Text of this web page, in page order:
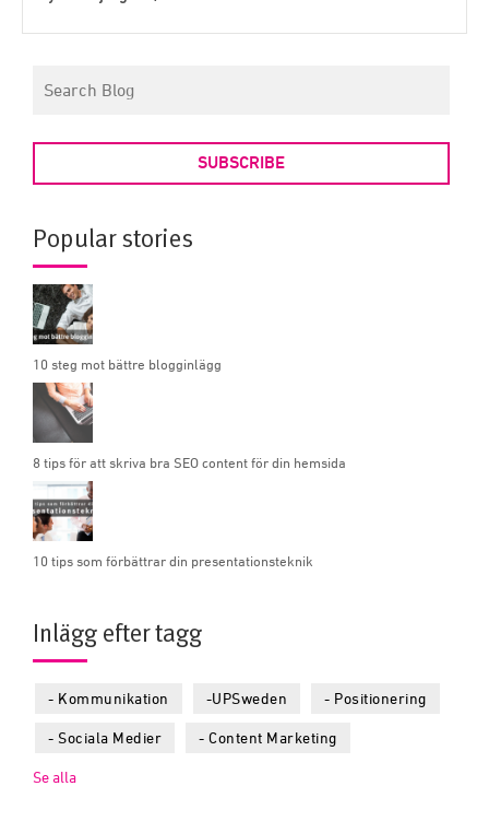
SUBSCRIBE
Popular stories
10 steg mot bättre blogginlägg
8 tips för att skriva bra SEO content för din hemsida
10 tips som förbättrar din presentationsteknik
Inlägg efter tagg
- Kommunikation -UPSweden - Positionering
- Sociala Medier - Content Marketing
Se alla